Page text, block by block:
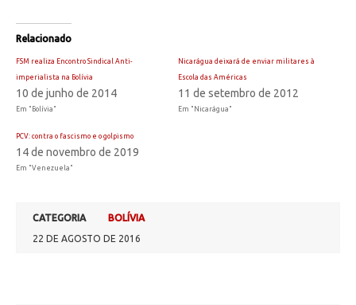
Relacionado
FSM realiza Encontro Sindical Anti-
imperialista na Bolívia
10 de junho de 2014
Em "Bolívia"
Nicarágua deixará de enviar militares à
Escola das Américas
11 de setembro de 2012
Em "Nicarágua"
PCV: contra o fascismo e o golpismo
14 de novembro de 2019
Em "Venezuela"
CATEGORIA
BOLÍVIA
22 DE AGOSTO DE 2016